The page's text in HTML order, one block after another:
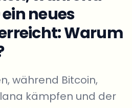
ein neues
Warum
während Bitcoin,
kämpfen und der